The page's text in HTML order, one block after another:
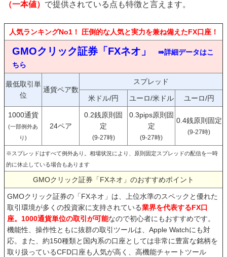
（一本値） で提供されている点も特徴と言えます。
人気ランキングNo1！ 圧倒的な人気と実力を兼ね備えたFX口座！
GMOクリック証券「FXネオ」
⇛詳細データはこ
ちら
最低取引単
位
通貨ペア数
スプレッド
米ドル/円 ユーロ/米ドル ユーロ/円
1000通貨
(一部例外あ
り)
24ペア
0.2銭原則固
定
(9-27時)
0.3pips原則固
定
(9-27時)
0.4銭原則固定
(9-27時)
※スプレッドはすべて例外あり。相場状況により、原則固定スプレッドの配信を一時
的に休止している場合もあります
GMOクリック証券「FXネオ」のおすすめポイント
GMOクリック証券の「FXネオ」は、上位水準のスペックと優れた
取引環境が多くの投資家に支持されている業界を代表するFX口
座。1000通貨単位の取引が可能なので初心者にもおすすめです。
機能性、操作性ともに抜群の取引ツールは、Apple Watchにも対
応。また、約150種類と国内系の口座としては非常に豊富な銘柄を
取り扱っているCFD口座も人気が高く、高機能チャートツール